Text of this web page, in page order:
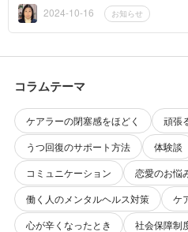
てきて、内...2024-10-16 お知らせ
コラムテーマ
ケアラーの閉塞感をほどく
頑張
うつ回復のサポート方法
体験談
コミュニケーション
恋愛のお悩
働く人のメンタルヘルス対策
ケ
心が辛くなったとき
社会保障制